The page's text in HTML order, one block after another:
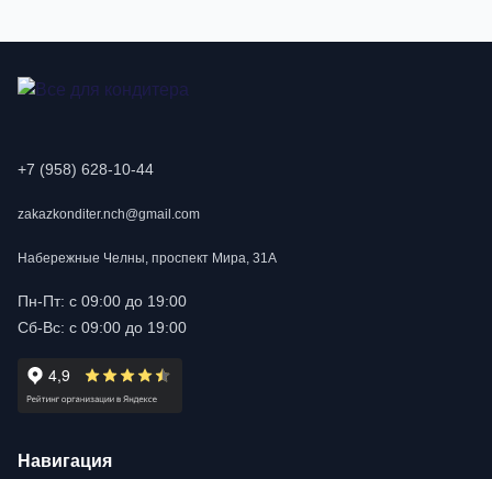
+7 (958) 628-10-44
zakazkonditer.nch@gmail.com
Набережные Челны, проспект Мира, 31А
Пн-Пт: с 09:00 до 19:00
Сб-Вс: с 09:00 до 19:00
Навигация